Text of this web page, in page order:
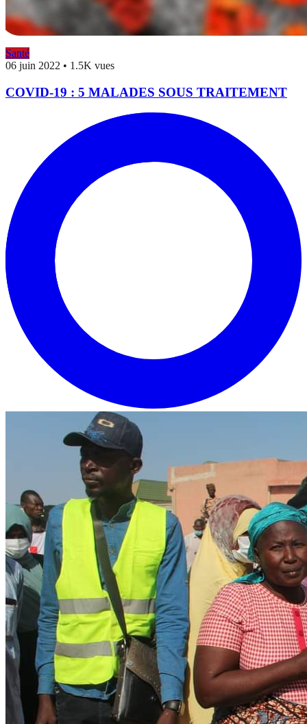
Santé
06 juin 2022 • 1.5K vues
COVID-19 : 5 MALADES SOUS TRAITEMENT